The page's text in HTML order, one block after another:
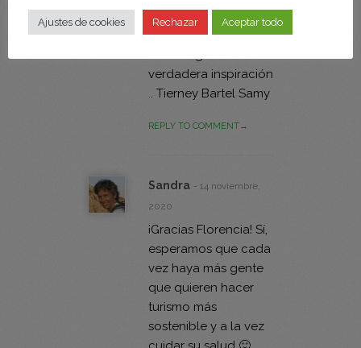
- 31 julio, 2020
Hola y gracias por
verdadera inspiración
.. Tierney Bartel Samy
REPLY TO COMMENT→
Sandra - 14 noviembre,
2020
¡Gracias Florencia! Sí,
esperamos que cada
vez haya más gente
que quieren hacer
turismo más
sostenible y a la vez
Ajustes de cookies Rechazar Aceptar todo